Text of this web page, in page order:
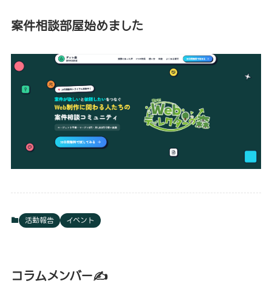
案件相談部屋始めました
活動報告 イベント
コラムメンバー✍